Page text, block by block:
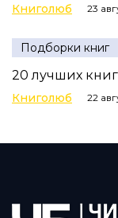
Книголюб 23
Подборки книг
20 лучших
Книголюб 22